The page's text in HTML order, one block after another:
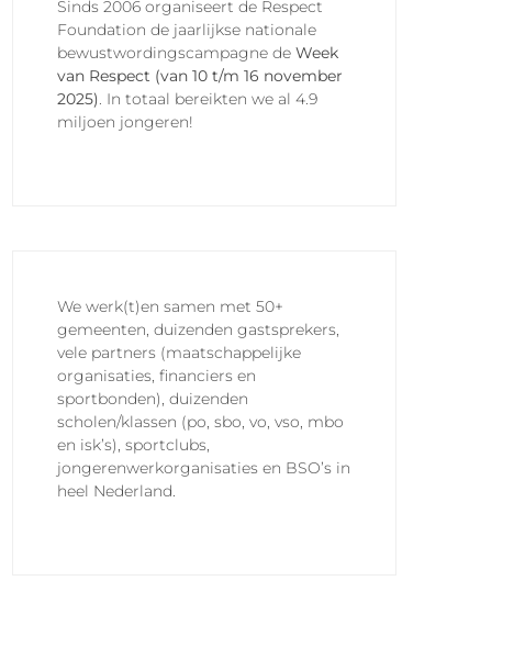
Sinds 2006 organiseert de Respect
Foundation de jaarlijkse nationale
bewustwordingscampagne de Week
van Respect (van 10 t/m 16 november
2025). In totaal bereikten we al 4.9
miljoen jongeren!
We werk(t)en samen met 50+
gemeenten, duizenden gastsprekers,
vele partners (maatschappelijke
organisaties, financiers en
sportbonden), duizenden
scholen/klassen (po, sbo, vo, vso, mbo
en isk’s), sportclubs,
jongerenwerkorganisaties en BSO’s in
heel Nederland.